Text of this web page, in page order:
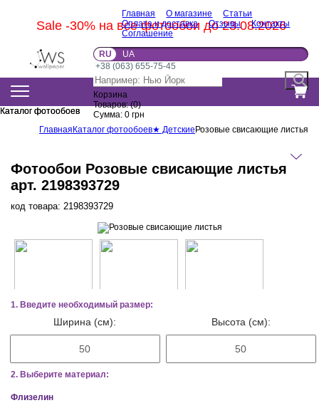
Sale -30% на все фотообои до 23.08.2026
Главная О магазине
Статьи
Оплата и доставка
Отзывы
Контакты
Соглашение
RU
UA
+38 (063) 655-75-45
Корзина
Товаров:(0)
Сумма: 0 грн
Каталог фотообоев
Каталог фотообоев
Главная Каталог фотообоев★ Детские Розовые свисающие листья
Фотообои Розовые свисающие листья
арт. 2198393729
код товара: 2198393729
1. Введите необходимый размер:
Ширина (см): Высота (см):
2. Выберите материал:
Флизелин